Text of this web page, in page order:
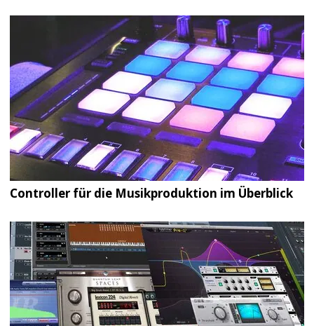
Controller für die Musikproduktion im Überblick